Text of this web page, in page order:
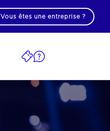
Vous êtes une entreprise ?